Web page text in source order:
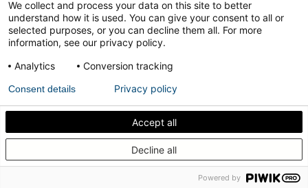
Contactez-nous
FAQ
Installation de porte pivotante
Téléchargements
Demander une porte complète.
S'engager
Soumettez-vous au Best Pivot Door Contest
Politique de Confidentialité Conditions Générales
Français
Comment isoler acoustiquement votre porte
We collect and process your data on this site to better
understand how it is used. You can give your consent to all or
selected purposes, or you can decline them all. For more
information, see our privacy policy.
Analytics
Conversion tracking
Accept all
Decline all
Consent details Privacy policy
Powered by